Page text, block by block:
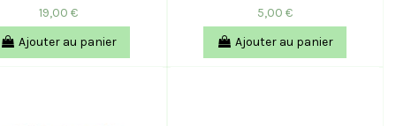
19,00 €
Ajouter au panier
5,00 €
Ajouter au panier